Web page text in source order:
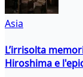
Asia
L’irrisolta
Hiroshima e